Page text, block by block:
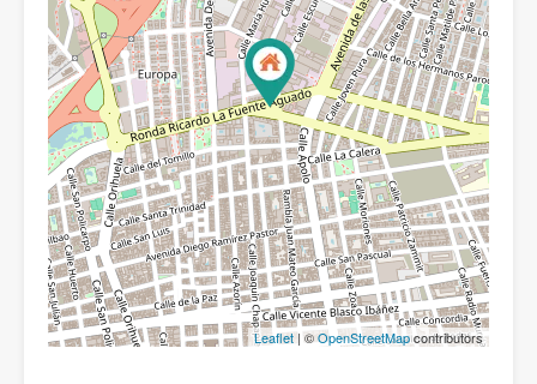
Leaflet| ©OpenStreetMapcontributors